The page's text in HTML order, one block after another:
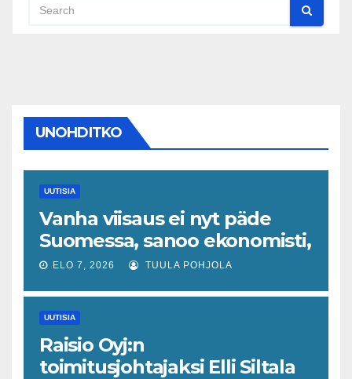
UNOHDITKO
UUTISIA
Vanha viisaus ei nyt päde
Suomessa, sanoo ekonomisti,
joka odottaa työllisyyteen
piristymistä
ELO 7, 2026 TUULA POHJOLA
UUTISIA
Raisio Oyj:n
toimitusjohtajaksi Elli Siltala